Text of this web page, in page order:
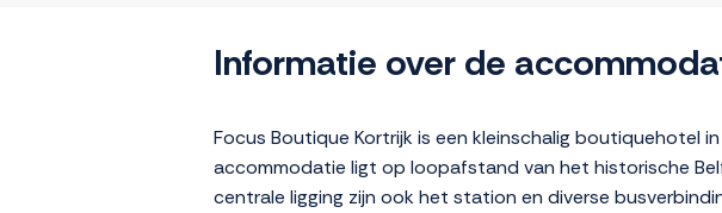
Informatie over de
Focus Boutique Kortrijk is een kleinschalig boutiquehotel
accommodatie ligt op loopafstand van het historische
centrale ligging zijn ook het station en diverse